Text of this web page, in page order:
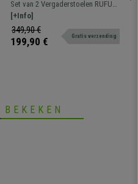
Design, Zwarte Metalen
Poten, Lichtgrijs Fluweel
Set van 2 Vergaderstoelen RUFUS
met retro design, ideaal om een
klassieke sfeer in uw kantoor te
creëren.
[+Info]
349,90 €
199,90 € Gratis verzending
BEKEKEN